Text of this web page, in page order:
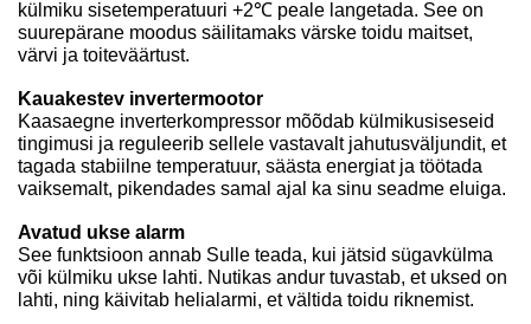
külmiku sisetemperatuuri +2℃ peale langetada. See on
suurepärane moodus säilitamaks värske toidu maitset,
värvi ja toiteväärtust.
Kauakestev invertermootor
Kaasaegne inverterkompressor mõõdab külmikusiseseid
tingimusi ja reguleerib sellele vastavalt jahutusväljundit, et
tagada stabiilne temperatuur, säästa energiat ja töötada
vaiksemalt, pikendades samal ajal ka sinu seadme eluiga.
Avatud ukse alarm
See funktsioon annab Sulle teada, kui jätsid sügavkülma
või külmiku ukse lahti. Nutikas andur tuvastab, et uksed on
lahti, ning käivitab helialarmi, et vältida toidu riknemist.